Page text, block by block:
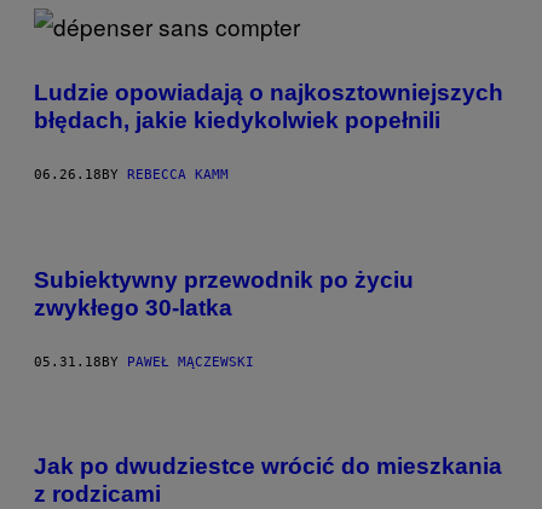
Ludzie opowiadają o najkosztowniejszych
błędach, jakie kiedykolwiek popełnili
06.26.18BY REBECCA KAMM
Subiektywny przewodnik po życiu
zwykłego 30-latka
05.31.18BY PAWEŁ MĄCZEWSKI
Jak po dwudziestce wrócić do mieszkania
z rodzicami